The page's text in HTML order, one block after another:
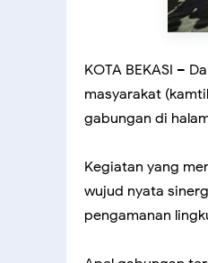
KOTA BEKASI –
masyarakat
gabungan di
Kegiatan yang
wujud nyata
pengamanan